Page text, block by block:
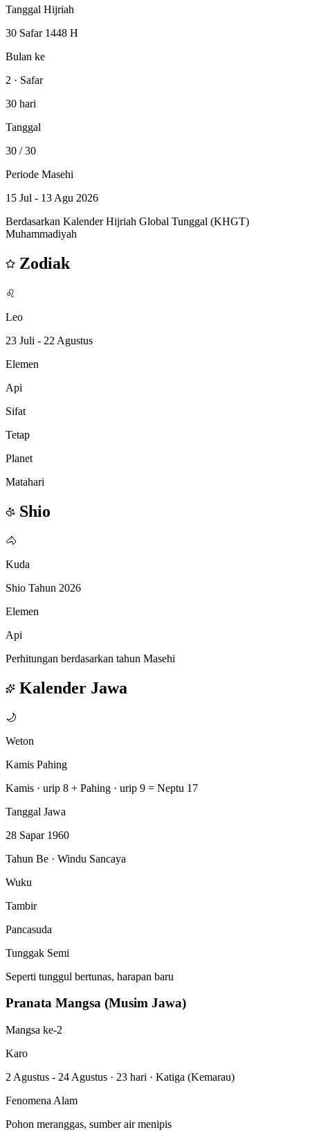
Tanggal Hijriah
30 Safar 1448 H
Bulan ke
2 · Safar
30 hari
Tanggal
30 / 30
Periode Masehi
15 Jul - 13 Agu 2026
Berdasarkan Kalender Hijriah Global Tunggal (KHGT)
Muhammadiyah
Zodiak
♌
Leo
23 Juli - 22 Agustus
Elemen
Api
Sifat
Tetap
Planet
Matahari
Shio
🐴
Kuda
Shio Tahun 2026
Elemen
Api
Perhitungan berdasarkan tahun Masehi
Kalender Jawa
🌙
Weton
Kamis Pahing
Kamis · urip 8 + Pahing · urip 9 = Neptu 17
Tanggal Jawa
28 Sapar 1960
Tahun Be · Windu Sancaya
Wuku
Tambir
Pancasuda
Tunggak Semi
Seperti tunggul bertunas, harapan baru
Pranata Mangsa (Musim Jawa)
Mangsa ke-2
Karo
2 Agustus - 24 Agustus · 23 hari · Katiga (Kemarau)
Fenomena Alam
Pohon meranggas, sumber air menipis